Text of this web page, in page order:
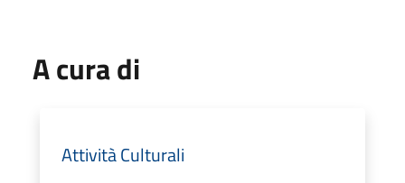
A cura di
Attività Culturali